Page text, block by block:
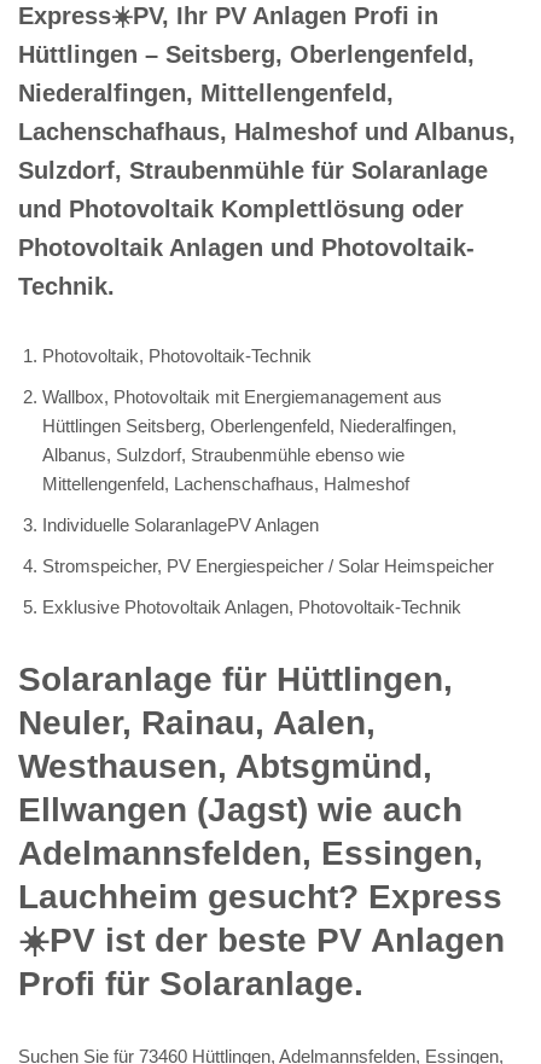
Express☀️PV️, Ihr PV Anlagen Profi in
Hüttlingen – Seitsberg, Oberlengenfeld,
Niederalfingen, Mittellengenfeld,
Lachenschafhaus, Halmeshof und Albanus,
Sulzdorf, Straubenmühle für Solaranlage
und Photovoltaik Komplettlösung oder
Photovoltaik Anlagen und Photovoltaik-
Technik.
Photovoltaik, Photovoltaik-Technik
Wallbox, Photovoltaik mit Energiemanagement aus
Hüttlingen Seitsberg, Oberlengenfeld, Niederalfingen,
Albanus, Sulzdorf, Straubenmühle ebenso wie
Mittellengenfeld, Lachenschafhaus, Halmeshof
Individuelle SolaranlagePV Anlagen
Stromspeicher, PV Energiespeicher / Solar Heimspeicher
Exklusive Photovoltaik Anlagen, Photovoltaik-Technik
Solaranlage für Hüttlingen,
Neuler, Rainau, Aalen,
Westhausen, Abtsgmünd,
Ellwangen (Jagst) wie auch
Adelmannsfelden, Essingen,
Lauchheim gesucht? Express
☀️PV️ ist der beste PV Anlagen
Profi für Solaranlage.
Suchen Sie für 73460 Hüttlingen, Adelmannsfelden, Essingen,